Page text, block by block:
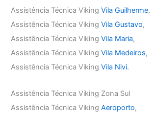
Assistência Técnica VikingVila Guilherme,
Assistência Técnica VikingVila Gustavo,
Assistência Técnica VikingVila Maria,
Assistência Técnica VikingVila Medeiros,
Assistência Técnica VikingVila Nivi.
Assistência Técnica Viking Zona Sul
Assistência Técnica VikingAeroporto,